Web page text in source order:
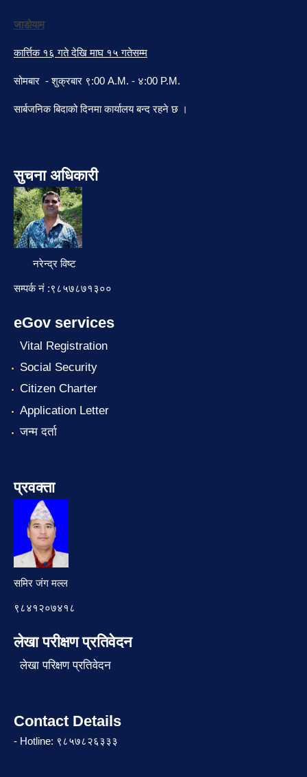
जाडोयाम
कार्त्तिक १६ गते देखि माघ १५ गतेसम्म
सोमबार - शुक्रबार ९:00 A.M. - ४:00 P.M.
सार्बजनिक बिदाको दिनमा कार्यालय बन्द रहने छ ।
सुचना अधिकारी
नरेन्द्र विष्ट
सम्पर्क नं :९८५७८७१३००
eGov services
Vital Registration
Social Security
Citizen Charter
Application Letter
जन्म दर्ता
प्रवक्ता
समिर जंग मल्ल
९८४१२०७४१८
लेखा परीक्षण प्रतिवेदन
लेखा परिक्षण प्रतिवेदन
Contact Details
- Hotline: ९८५७८२६३३३